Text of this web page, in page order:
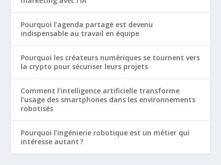
Pourquoi l’agenda partagé est devenu
indispensable au travail en équipe
Pourquoi les créateurs numériques se tournent vers
la crypto pour sécuriser leurs projets
Comment l’intelligence artificielle transforme
l’usage des smartphones dans les environnements
robotisés
Pourquoi l’ingénierie robotique est un métier qui
intéresse autant ?